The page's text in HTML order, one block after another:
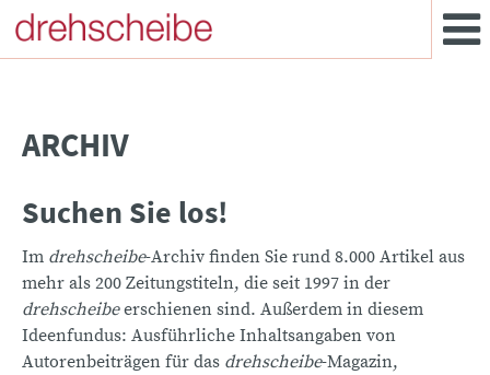
ARCHIV
Suchen Sie los!
Im drehscheibe-Archiv finden Sie rund 8.000 Artikel aus
mehr als 200 Zeitungstiteln, die seit 1997 in der
drehscheibeerschienen sind. Außerdem in diesem
Ideenfundus: Ausführliche Inhaltsangaben von
Autorenbeiträgen für das drehscheibe-Magazin,